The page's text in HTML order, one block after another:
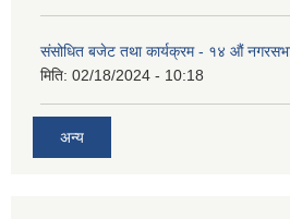
संसोधित बजेट तथा कार्यक्रम - १४ औं
मिति: 02/18/2024 - 10:18
अन्य